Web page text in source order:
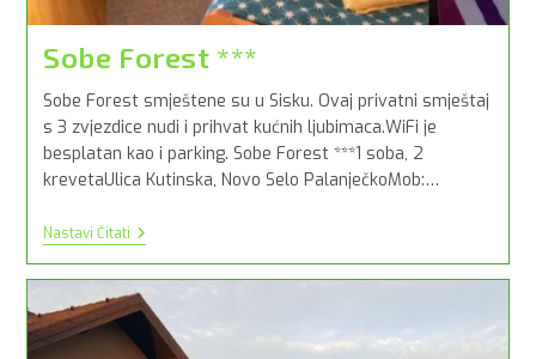
Sobe Forest ***
Sobe Forest smještene su u Sisku. Ovaj privatni smještaj
s 3 zvjezdice nudi i prihvat kućnih ljubimaca.WiFi je
besplatan kao i parking. Sobe Forest ***1 soba, 2
krevetaUlica Kutinska, Novo Selo PalanječkoMob:…
Nastavi ČitatiSobe
Forest
***